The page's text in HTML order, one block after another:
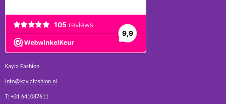
KayJa Fashion
info@kayjafashion.nl
T: +31 641087611